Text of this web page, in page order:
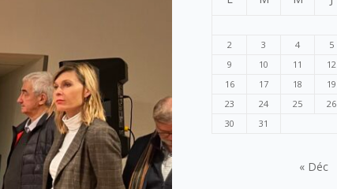
2
3 4 5
9
10 11 12
16
17 18 19
23
24 25 26
30
31
« Déc